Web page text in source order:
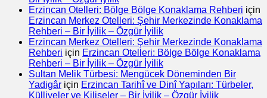
Erzincan Otelleri: Bölge Bölge Konaklama Rehberi için
Erzincan Merkez Otelleri: Şehir Merkezinde Konaklama
Rehberi – Bir İyilik – Özgür İyilik
Erzincan Merkez Otelleri: Şehir Merkezinde Konaklama
Rehberi için Erzincan Otelleri: Bölge Bölge Konaklama
Rehberi – Bir İyilik – Özgür İyilik
Sultan Melik Türbesi: Mengücek Döneminden Bir
Yadigâr için Erzincan Tarihî ve Dinî Yapıları: Türbeler,
Külliyeler ve Kiliseler – Bir İyilik – Özgür İyilik